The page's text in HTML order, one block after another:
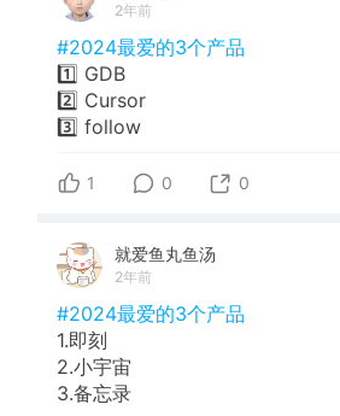
2年前
#2024最爱的3个产品
1️⃣ GDB
2️⃣ Cursor
3️⃣ follow
1 0 0
就爱鱼丸鱼汤
2年前
#2024最爱的3个产品
1.即刻
2.小宇宙
3.备忘录